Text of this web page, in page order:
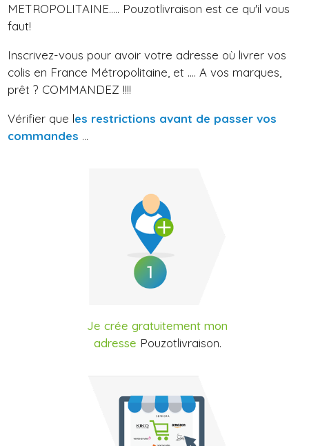
METROPOLITAINE..... Pouzotlivraison est ce qu'il vous
faut!
Inscrivez-vous pour avoir votre adresse où livrer vos
colis en France Métropolitaine, et .... A vos marques,
prêt ? COMMANDEZ !!!!
Vérifier que les restrictions avant de passer vos
commandes ...
Je crée gratuitement mon
adresse Pouzotlivraison.